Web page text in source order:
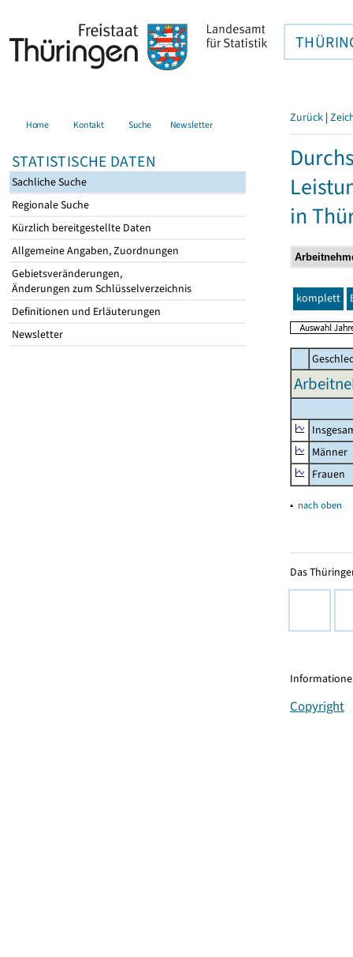
Home Kontakt Suche Newsletter
STATISTISCHE DATEN
Sachliche Suche
Regionale Suche
Kürzlich bereitgestellte Daten
Allgemeine Angaben, Zuordnungen
Gebietsveränderungen,
Änderungen zum Schlüsselverzeichnis
Definitionen und Erläuterungen
Newsletter
Zurück |
in
komplett
Männer
Frauen
▴ nach oben
Das
Copyright